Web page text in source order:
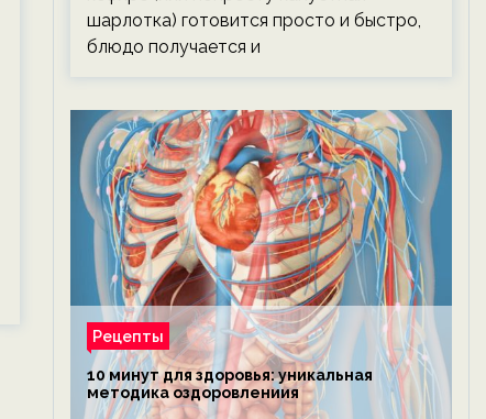
шарлотка) готовится просто и быстро,
блюдо получается и
Рецепты
10 минут для здоровья: уникальная
методика оздоровлениия